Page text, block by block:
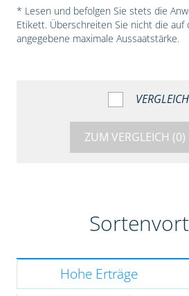
* Lesen und befolgen Sie stets die
Etikett. Überschreiten Sie nicht die auf
angegebene maximale Aussaatstärke.
ZUM VERGLEICH (0)
Hohe Erträge